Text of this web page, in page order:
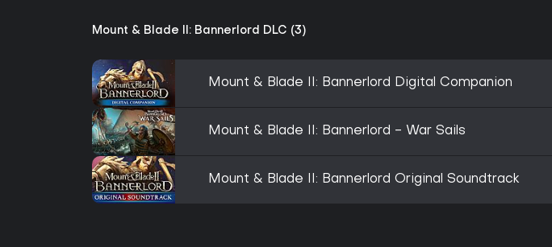
Mount & Blade II: Bannerlord DLC (3)
Mount & Blade II: Bannerlord Digital Companion
Mount & Blade II: Bannerlord - War Sails
Mount & Blade II: Bannerlord Original Soundtrack